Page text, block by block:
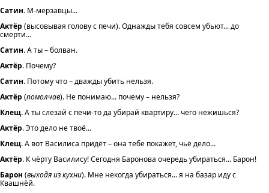
Сатин. М-мерзавцы...
Актёр (высовывая голову с печи). Однажды тебя совсем убьют... до
смерти...
Сатин. А ты – болван.
Актёр. Почему?
Сатин. Потому что – дважды убить нельзя.
Актёр (помолчав). Не понимаю... почему – нельзя?
Клещ.А ты слезай с печи-то да убирай квартиру... чего нежишься?
Актёр. Это дело не твоё...
Клещ.А вот Василиса придёт – она тебе покажет, чьё дело...
Актёр. К чёрту Василису! Сегодня Баронова очередь убираться... Барон!
Барон (выходя из кухни). Мне некогда убираться... я на базар иду с
Квашнёй.